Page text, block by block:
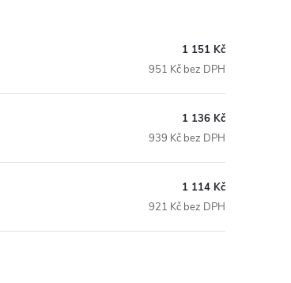
1 151 Kč
951 Kč bez DPH
1 136 Kč
939 Kč bez DPH
1 114 Kč
921 Kč bez DPH